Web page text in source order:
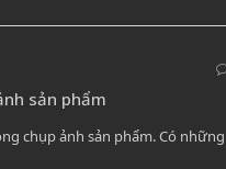
sản phẩm
chụp ảnh sản phẩm. Có những